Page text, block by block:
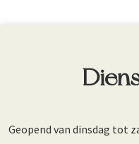
Geopend van dinsdag tot